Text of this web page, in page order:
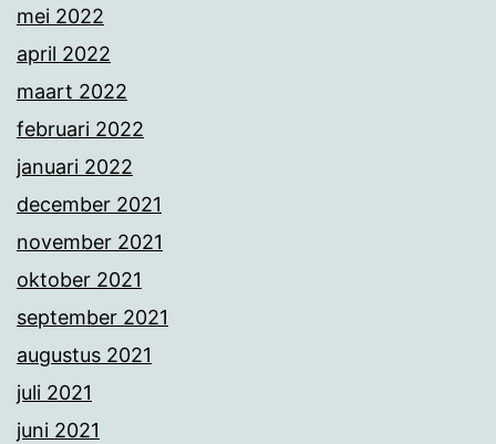
mei 2022
april 2022
maart 2022
februari 2022
januari 2022
december 2021
november 2021
oktober 2021
september 2021
augustus 2021
juli 2021
juni 2021